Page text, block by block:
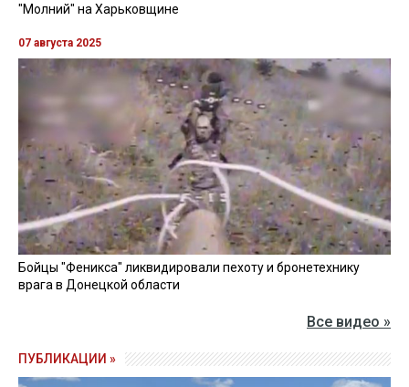
"Молний" на Харьковщине
07 августа 2025
Бойцы "Феникса" ликвидировали пехоту и бронетехнику
врага в Донецкой области
Все видео »
ПУБЛИКАЦИИ »